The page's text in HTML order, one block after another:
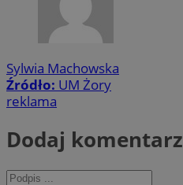
Sylwia Machowska
Źródło: UM Żory
reklama
Dodaj komentarz